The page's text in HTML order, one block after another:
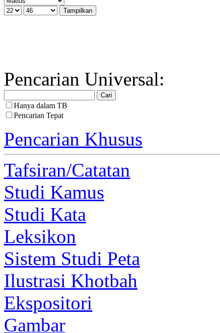
Pencarian Universal:
Hanya dalam TB
Pencarian Tepat
Pencarian Khusus
Tafsiran/Catatan
Studi Kamus
Studi Kata
Leksikon
Sistem Studi Peta
Ilustrasi Khotbah
Ekspositori
Gambar